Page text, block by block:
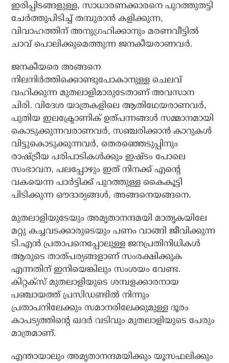
ഇരിപ്പിടങ്ങളുള്ള, സാധാരണക്കാരനെ പുറത്തുതട്ടി
ചേര്‍ത്തുപിടിച്ച് തമ്പുരാന്‍ കളിക്കുന്ന,
വിവാഹത്തിന് അനുഗ്രഹിക്കാനും മരണവീട്ടില്‍
ചാവ് പൊലിക്കുമെത്തുന്ന ജനകീയരാണവര്‍.
ജനകീയരെ അങ്ങനെ
നിലനിര്‍ത്തിക്കൊണ്ടുപോകാനുള്ള ചെലവ്
വഹിക്കുന്ന മുതലാളിമാരുടേതാണ് അവസാന
ചിരി. വിദേശ യാത്രകളിലെ ആതിഥേയരാണവര്‍,
പുതിയ ഇലക്ട്രോണിക് ഉത്പന്നങ്ങള്‍ സമ്മാനമായി
കൊടുക്കുന്നവരാണവര്‍, സഞ്ചരിക്കാന്‍ കാറുകള്‍
വിട്ടുകൊടുക്കുന്നവര്‍, തെരഞ്ഞെടുപ്പിനും
രാഷ്ട്രീയ പരിപാടികള്‍ക്കും ഇഷ്ടം പോലെ
സംഭാവന, പലപ്പോഴും ഇത് നിനക്ക് എന്റെ
വകയെന്ന പാര്‍ട്ടിക്ക് പുറത്തുള്ള കൈകൂട്ടി
പിടിക്കുന്ന ഔദാര്യങ്ങള്‍, അങ്ങനെയങ്ങനെ.
മുതലാളിയുടേയും അമൃതാനന്ദമയി മാതൃകയിലേ
മറ്റു കച്ചവടക്കാരുടെയും പണം വാങ്ങി ജീവിക്കുന്ന
ടി.എന്‍ പ്രതാപനെപ്പോലുള്ള ജനപ്രതിനിധികള്‍
ആരുടെ താത്പര്യങ്ങളാണ് സംരക്ഷിക്കുക
എന്നതിന് ഇനിയെങ്കിലും സംശയം വേണ്ട.
കിറ്റക്‌സ് മുതലാളിയുടെ ശമ്പളക്കാരനായ
പഞ്ചായത്ത് പ്രസിഡണ്ടില്‍ നിന്നും
പ്രതാപനിലേക്കും സമാനരിലേക്കുമുള്ള ദൂരം
കാപട്യത്തിന്റെ ഖദര്‍ വടിവും മുതലാളിയുടെ പേരും
മാത്രമാണ്.
എന്തായാലും അമൃതാനന്ദമയിക്കും യൂസഫലിക്കും